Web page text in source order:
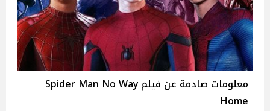
معلومات صادمة عن فيلم Spider Man No Way
Home